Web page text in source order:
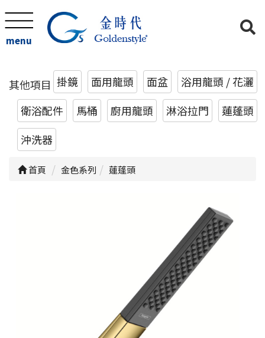
menu
其他項目 掛鏡 面用龍頭 面盆
浴用龍頭 / 花灑
衛浴配件
馬桶 廚用龍頭 淋浴拉門
蓮蓬頭
沖洗器
首頁 金色系列 蓮蓬頭